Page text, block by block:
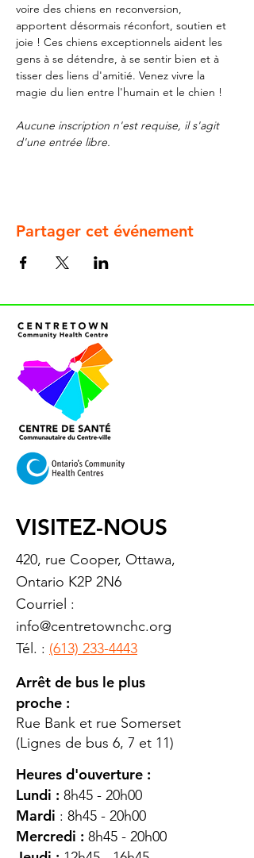
voire des chiens en reconversion,
apportent désormais réconfort, soutien et
joie ! Ces chiens exceptionnels aident les
gens à se détendre, à se sentir bien et à
tisser des liens d'amitié. Venez vivre la
magie du lien entre l'humain et le chien !
Aucune inscription n'est requise, il s'agit
d'une entrée libre.
Partager cet événement
VISITEZ-NOUS
420, rue Cooper, Ottawa,
Ontario K2P 2N6
Courriel :
info@centretownchc.org
Tél. : (613) 233-4443
Arrêt de bus le plus
proche :
Rue Bank et rue Somerset
(Lignes de bus 6, 7 et 11)
Heures d'ouverture :
Lundi : 8h45 - 20h00
Mardi : 8h45 - 20h00
Mercredi : 8h45 - 20h00